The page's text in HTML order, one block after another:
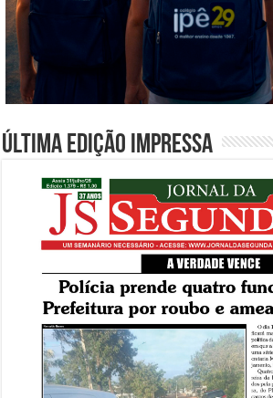
Última edição impressa